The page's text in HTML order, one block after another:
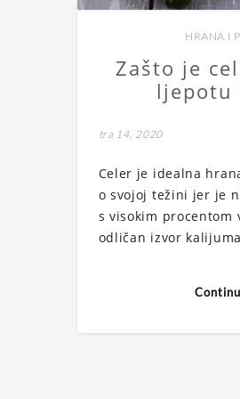
HRANA I
Zašto je
ljepotu
tra 14, 2020
Celer je idealna
o svojoj težini jer je
s visokim procentom
odličan izvor